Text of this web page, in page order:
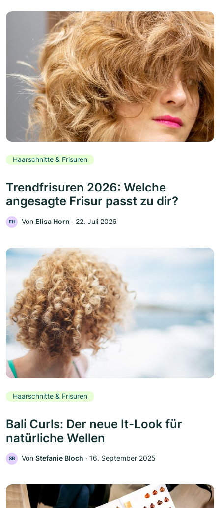
Haarschnitte & Frisuren
Trendfrisuren 2026: Welche
angesagte Frisur passt zu dir?
EH Von Elisa Horn ‧ 22. Juli 2026
Haarschnitte & Frisuren
Bali Curls: Der neue It-Look für
natürliche Wellen
SB Von Stefanie Bloch ‧ 16. September 2025